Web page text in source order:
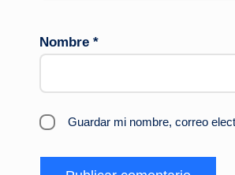
Nombre *
Guardar mi nombre, correo